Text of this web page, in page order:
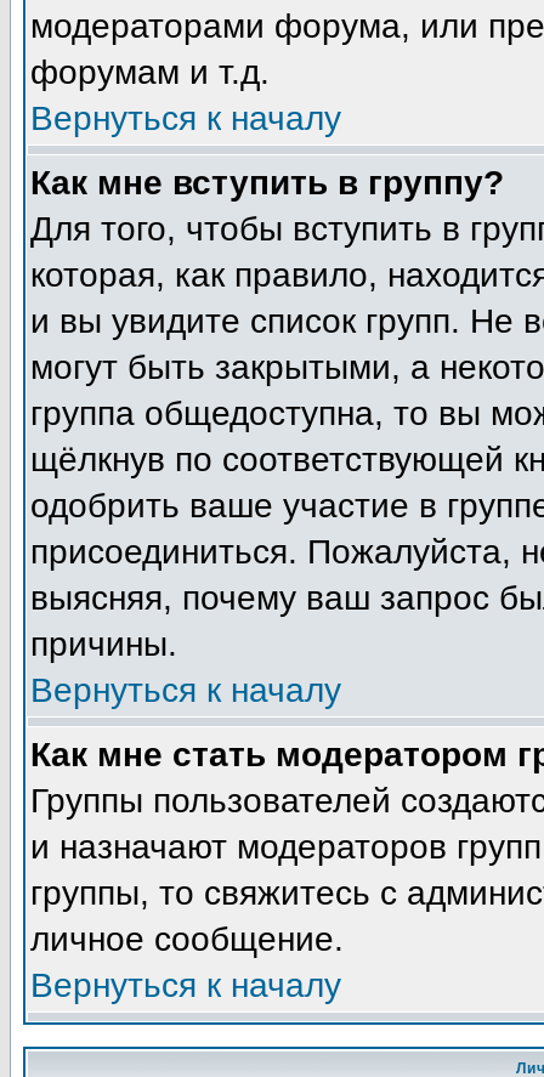
модераторами форума, или
форумам и т.д.
Вернуться к началу
Как мне вступить в группу?
Для того, чтобы вступить в
которая, как правило,
и вы увидите список групп. Не
могут быть закрытыми, а
группа общедоступна, то вы
щёлкнув по соответствующей
одобрить ваше участие в
присоединиться. Пожалуйста,
выясняя, почему ваш запрос
причины.
Вернуться к началу
Как мне стать модератором
Группы пользователей
и назначают модераторов
группы, то свяжитесь с
личное сообщение.
Вернуться к началу